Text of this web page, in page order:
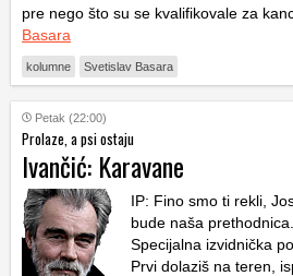
pre nego što su se kvalifikovale za
Basara
kolumne Svetislav Basara
Petak (22:00)
Prolaze, a psi ostaju
Ivančić: Karavane
IP: Fino smo ti rekli,
bude naša
Specijalna izvidnička
Prvi dolaziš na teren,